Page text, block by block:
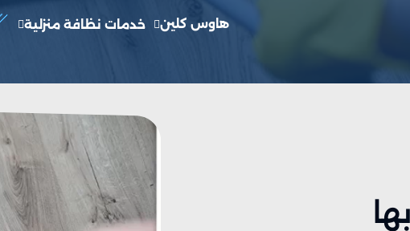
هاوس كلين خدمات نظافة منزلية